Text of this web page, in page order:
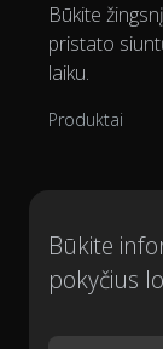
Būkite
pristato
laiku.
Produktai
Būkite
pokyčius